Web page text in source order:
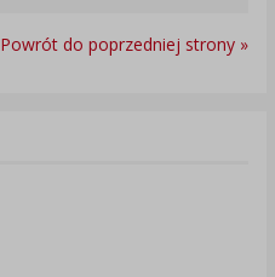
Powrót do poprzedniej strony »